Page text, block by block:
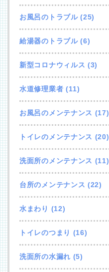
お風呂のトラブル(25)
給湯器のトラブル(6)
新型コロナウィルス (3)
水道修理業者 (11)
お風呂のメンテナンス (17)
トイレのメンテナンス (20)
洗面所のメンテナンス (11)
台所のメンテナンス (22)
水まわり (12)
トイレのつまり (16)
洗面所の水漏れ (5)